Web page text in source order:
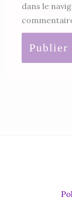
dans le